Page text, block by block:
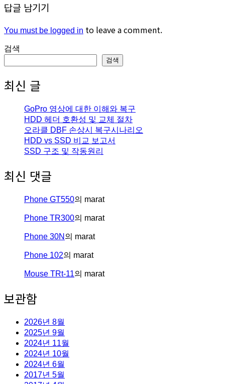
답글 남기기
You must be logged in to leave a comment.
검색
검색
최신 글
GoPro 영상에 대한 이해와 복구
HDD 헤더 호환성 및 교체 절차
오라클 DBF 손상시 복구시나리오
HDD vs SSD 비교 보고서
SSD 구조 및 작동원리
최신 댓글
Phone GT550의 marat
Phone TR300의 marat
Phone 30N 의 marat
Phone 102의 marat
Mouse TRt-11의 marat
보관함
2026년 8월
2025년 9월
2024년 11월
2024년 10월
2024년 6월
2017년 5월